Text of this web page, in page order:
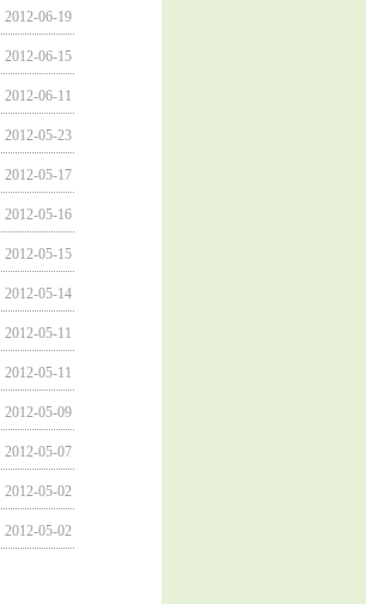
2012-06-19
2012-06-15
2012-06-11
2012-05-23
2012-05-17
2012-05-16
2012-05-15
2012-05-14
2012-05-11
2012-05-11
2012-05-09
2012-05-07
2012-05-02
2012-05-02